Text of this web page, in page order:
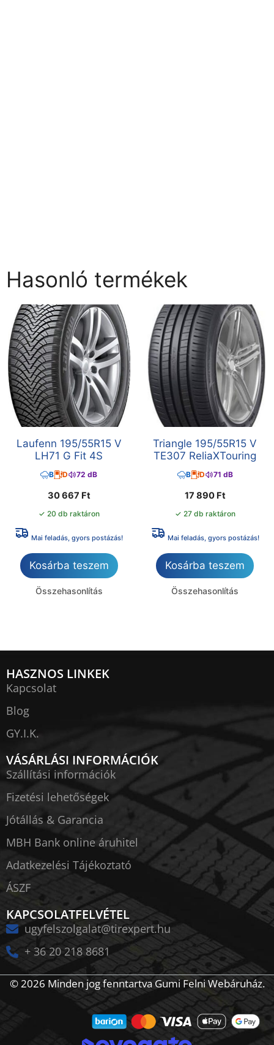
Hasonló termékek
Laufenn 195/55R15 V
LH71 G Fit 4S
B D 72 dB
30 667 Ft
✓ 20 db raktáron
Mai feladás, gyors postázás!
Kosárba teszem
Összehasonlítás
Triangle 195/55R15 V
TE307 ReliaXTouring
B D 71 dB
17 890 Ft
✓ 27 db raktáron
Mai feladás, gyors postázás!
Kosárba teszem
Összehasonlítás
HASZNOS LINKEK
Kapcsolat
Blog
GY.I.K.
VÁSÁRLÁSI INFORMÁCIÓK
Szállítási információk
Fizetési lehetőségek
Jótállás & Garancia
MBH Bank online áruhitel
Adatkezelési Tájékoztató
ÁSZF
KAPCSOLATFELVÉTEL
ugyfelszolgalat@tirexpert.hu
+ 36 20 218 8681
© 2026 Minden jog fenntartva Gumi Felni Webáruház.